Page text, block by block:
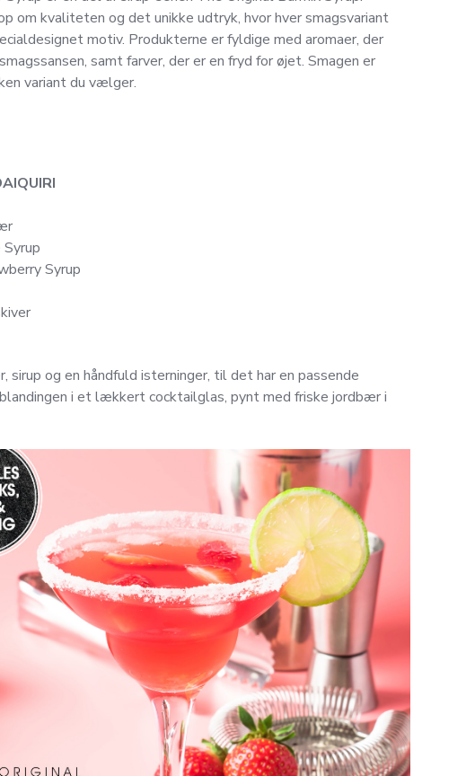
om kvaliteten og det unikke udtryk, hvor hver smagsvariant
motiv. Produkterne er fyldige med aromaer, der
samt farver, der er en fryd for øjet. Smagen er
variant du vælger.
Syrup
sirup og en håndfuld isterninger, til det har en passende
i et lækkert cocktailglas, pynt med friske jordbær i